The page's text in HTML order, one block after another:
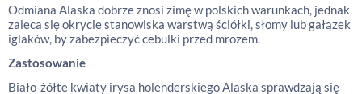
Odmiana Alaska dobrze znosi zimę w polskich warunkach, jednak
zaleca się okrycie stanowiska warstwą ściółki, słomy lub gałązek
iglaków, by zabezpieczyć cebulki przed mrozem.
Zastosowanie
Biało-żółte kwiaty irysa holenderskiego Alaska sprawdzają się